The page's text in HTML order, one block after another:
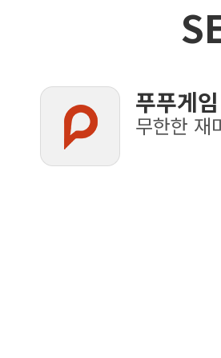
푸푸게임
무한한 재